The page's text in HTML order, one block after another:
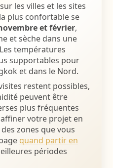
les villes et les sites
plus confortable se
et février,
et sèche dans une
températures
supportables pour
et dans le Nord.
restent possibles,
peuvent être
plus fréquentes
votre projet en
zones que vous
quand partir en
périodes